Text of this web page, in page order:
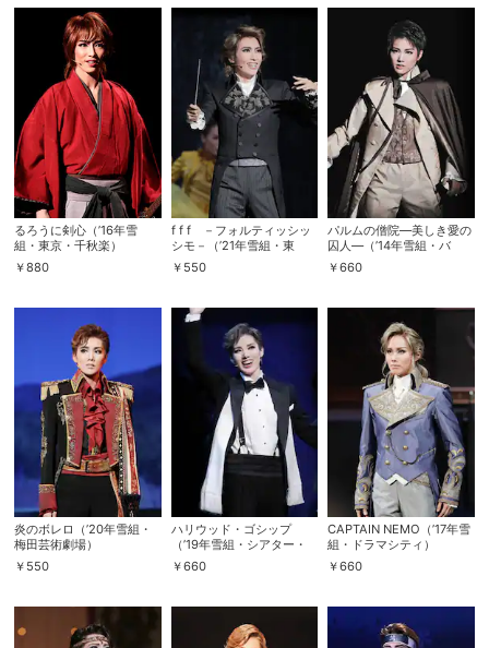
購入明細 ４ヵ月分の購入明細の確認が可能です。
Myクーポン
現在獲得済みのお得なクーポンを確認でき
ます。
購入履歴
レンタル、購入、定額見放題の購入履歴の
確認が可能です。こちらから視聴いただく
と便利です。
閲覧履歴
サイト内の閲覧履歴を確認できます。履歴
の削除も可能です。
視聴年齢制限
サイト内で表示される作品の表示制限が可
能です。5段階の年齢区分から選択できま
す。
視聴デバイス一覧
スマホなどでRakuten TVを視聴する際のデ
バイス連携の設定ができます。
パスコード設定
求められるのでお子さまがいても安心で
す。
るろうに剣心（’16年雪
組・東京・千秋楽）
￥880
f f f －フォルティッシッ
シモ－（’21年雪組・東
京・千秋楽）
￥ 550
パルムの僧院―美しき愛の
囚人―（’14年雪組・バ
ウ・千秋楽）
￥660
炎のボレロ（’20年雪組・
梅田芸術劇場）
￥ 550
ハリウッド・ゴシップ
（’19年雪組・シアター・
ドラマシティ）
￥660
CAPTAIN NEMO（’17年雪
組・ドラマシティ）
￥660